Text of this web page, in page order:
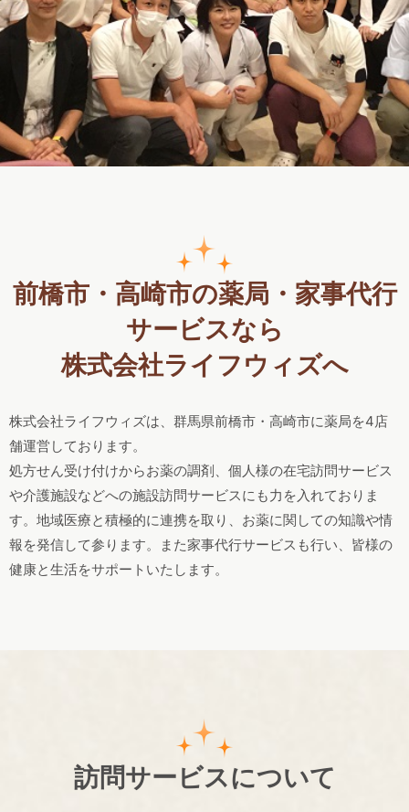
前橋市・高崎市の薬局・家事代行
サービスなら
株式会社ライフウィズへ
株式会社ライフウィズは、群馬県前橋市・高崎市に薬局を4店
舗運営しております。
処方せん受け付けからお薬の調剤、個人様の在宅訪問サービス
や介護施設などへの施設訪問サービスにも力を入れておりま
す。地域医療と積極的に連携を取り、お薬に関しての知識や情
報を発信して参ります。
また家事代行サービスも行い、皆様の
健康と生活をサポートいたします。
訪問サービスについて